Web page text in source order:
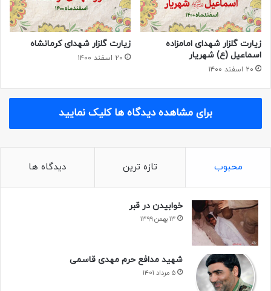
زیارت گلزار شهدای امامزاده
اسماعیل (ع) شهریار
۲۰ اسفند ۱۴۰۰
زیارت گلزار شهدای کرمانشاه
۲۰ اسفند ۱۴۰۰
برای مشاهده دیدگاه ها کلیک نمایید
محبوب تازه ترین دیدگاه ها
خوابیدن در قبر
۱۳ بهمن ۱۳۹۹
شهید مدافع حرم مهدی قاسمی
۵ مرداد ۱۴۰۱